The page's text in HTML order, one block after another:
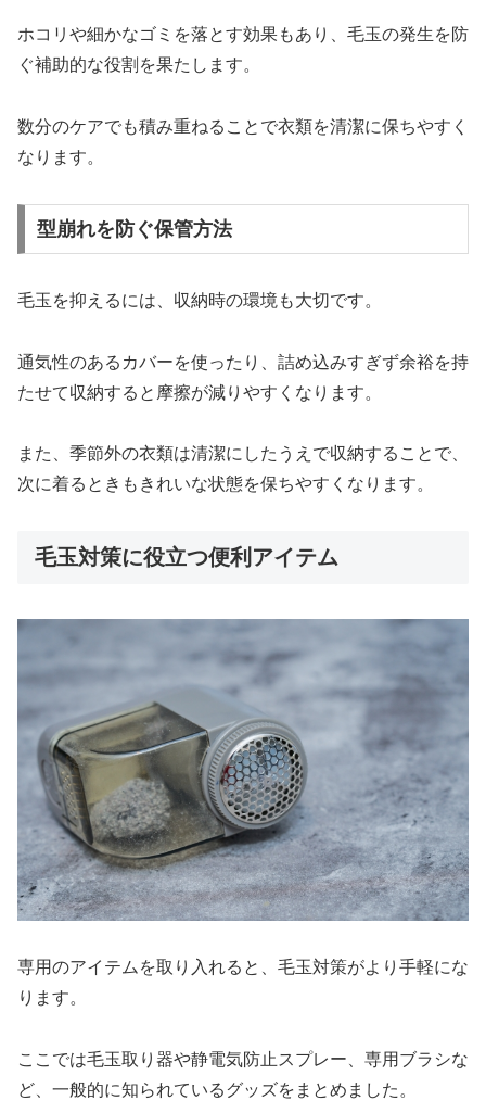
ホコリや細かなゴミを落とす効果もあり、毛玉の発生を防
ぐ補助的な役割を果たします。
数分のケアでも積み重ねることで衣類を清潔に保ちやすく
なります。
型崩れを防ぐ保管方法
毛玉を抑えるには、収納時の環境も大切です。
通気性のあるカバーを使ったり、詰め込みすぎず余裕を持
たせて収納すると摩擦が減りやすくなります。
また、季節外の衣類は清潔にしたうえで収納することで、
次に着るときもきれいな状態を保ちやすくなります。
毛玉対策に役立つ便利アイテム
専用のアイテムを取り入れると、毛玉対策がより手軽にな
ります。
ここでは毛玉取り器や静電気防止スプレー、専用ブラシな
ど、一般的に知られているグッズをまとめました。